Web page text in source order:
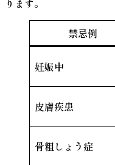
ります。
禁忌例
妊娠中
皮膚疾患
骨粗しょう症